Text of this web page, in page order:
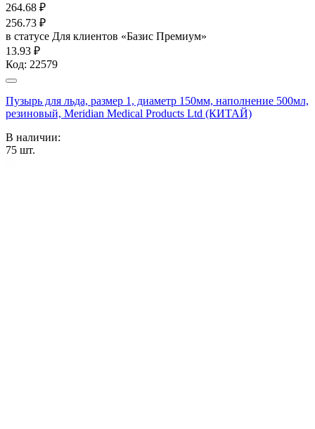
264.68 ₽
256.73 ₽
в статусе Для клиентов «Базис Премиум»
13.93 ₽
Код: 22579
Пузырь для льда, размер 1, диаметр 150мм, наполнение 500мл,
резиновый, Meridian Medical Products Ltd (КИТАЙ)
В наличии:
75 шт.